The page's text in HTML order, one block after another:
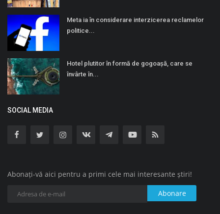
Meta ia în considerare interzicerea reclamelor
politice...
Hotel plutitor în formă de gogoaşă, care se
învârte în...
SOCIAL MEDIA
Abonați-vă aici pentru a primi cele mai interesante știri!
Abonare